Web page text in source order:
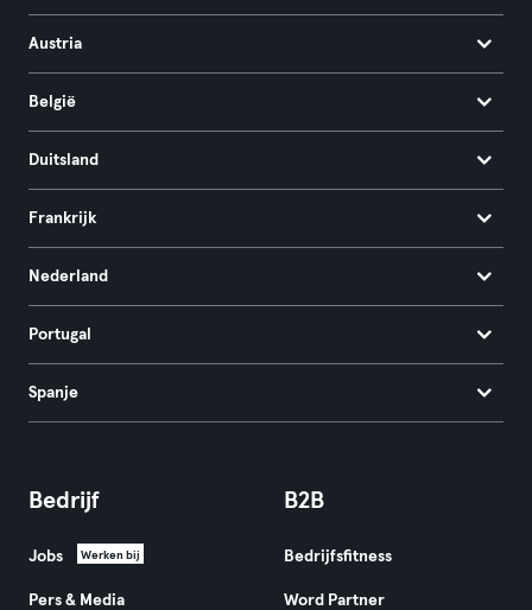
Austria
België
Duitsland
Frankrijk
Nederland
Portugal
Spanje
Bedrijf
Jobs Werken bij
Pers & Media
B2B
Bedrijfsfitness
Word Partner